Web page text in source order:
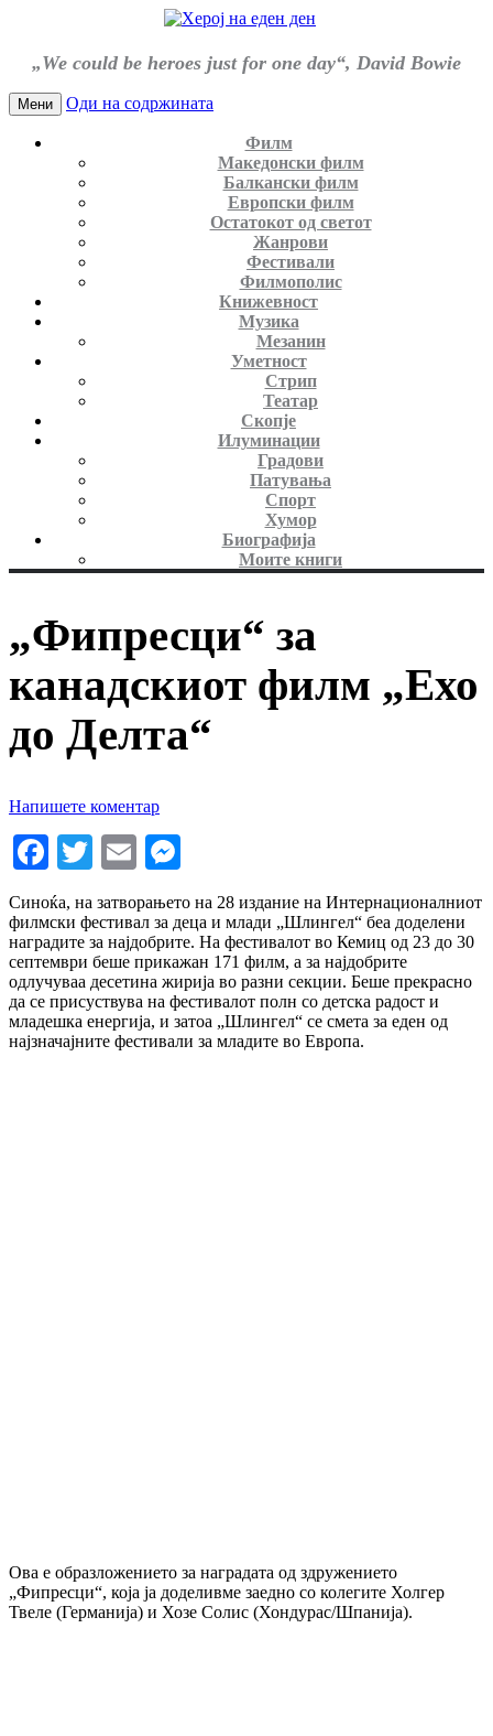
„We could be heroes just for one day“, David Bowie
Мени Оди на содржината
Филм
Македонски филм
Балкански филм
Европски филм
Остатокот од светот
Жанрови
Фестивали
Филмополис
Книжевност
Музика
Мезанин
Уметност
Стрип
Театар
Скопје
Илуминации
Градови
Патувања
Спорт
Хумор
Биографија
Моите книги
„Фипресци“ за
канадскиот филм „Ехо
до Делта“
Напишете коментар
Facebook
TwitterEmail
Синоќа, на затворањето на 28 издание на Интернационалниот
филмски фестивал за деца и млади „Шлингел“ беа доделени
наградите за најдобрите. На фестивалот во Кемиц од 23 до 30
септември беше прикажан 171 филм, а за најдобрите
одлучуваа десетина жирија во разни секции. Беше прекрасно
да се присуствува на фестивалот полн со детска радост и
младешка енергија, и затоа „Шлингел“ се смета за еден од
најзначајните фестивали за младите во Европа.
Ова е образложението за наградата од здружението
„Фипресци“, која ја доделивме заедно со колегите Холгер
Твеле (Германија) и Хозе Солис (Хондурас/Шпанија).